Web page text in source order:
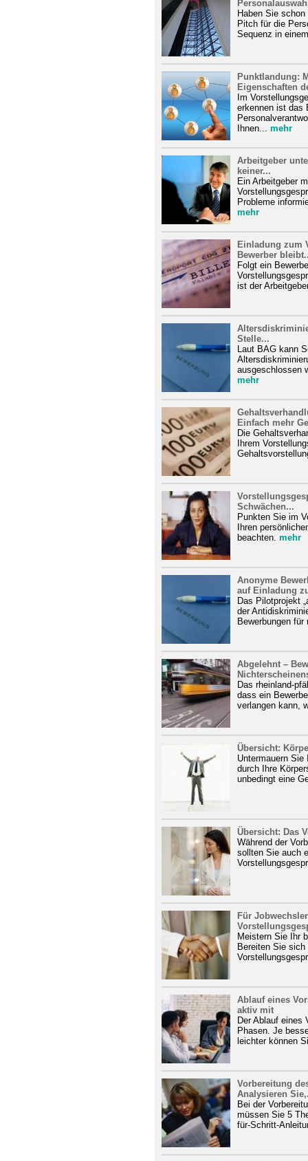
Haben Sie
Pitch für die
Sequenz in
Punktlandung:
Eigenschaften
Im
erkennen ist das
Ihnen...
mehr
Arbeitgeber
keiner...
Ein Arbeitgeber
Probleme
mehr
Einladung zum
Bewerber
Folgt ein
ist der
Stelle...
Laut BAG kann
ausgeschlossen
mehr
Einfach mehr
Die
Ihrem
Schwächen...
Punkten Sie im
Ihren
beachten. mehr
Anonyme
auf Einladung
Das Pilotprojekt
der
Bewerbungen für
Abgelehnt –
Das rheinland-
dass ein
verlangen kann,
Übersicht:
Untermauern Sie
durch Ihre
unbedingt eine
Übersicht: Das
Während der
sollten Sie auch
Für
Meistern Sie Ihr
Bereiten Sie sich
Ablauf eines
aktiv mit
Der Ablauf eines
Phasen. Je
leichter können
Vorbereitung
Analysieren
Bei der
müssen Sie 5
für-Schritt-